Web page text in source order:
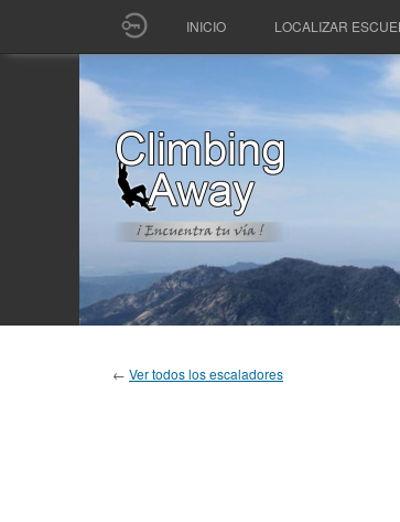
INICIO LOCALIZAR
← Ver todos los escaladores